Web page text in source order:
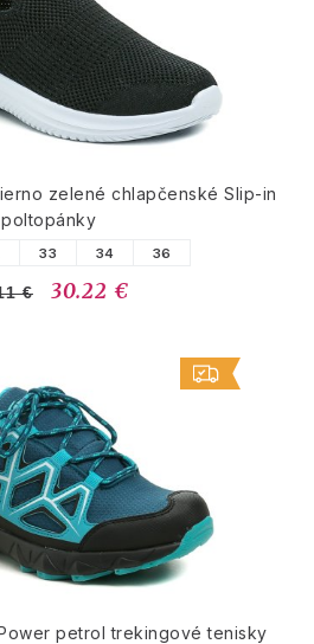
zelené chlapčenské Slip-in
poltopánky
33 34 36
€ 30.22 €
petrol trekingové tenisky